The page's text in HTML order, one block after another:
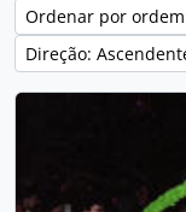
Ordenar por
Direção: